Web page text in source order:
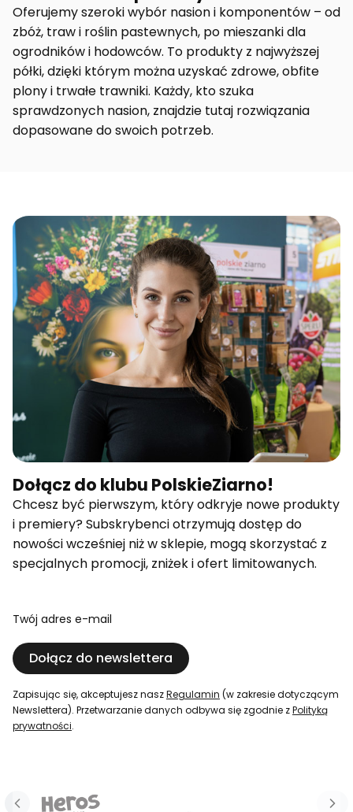
Oferujemy szeroki wybór nasion i komponentów – od
zbóż, traw i roślin pastewnych, po mieszanki dla
ogrodników i hodowców. To produkty z najwyższej
półki, dzięki którym można uzyskać zdrowe, obfite
plony i trwałe trawniki. Każdy, kto szuka
sprawdzonych nasion, znajdzie tutaj rozwiązania
dopasowane do swoich potrzeb.
Dołącz do klubu PolskieZiarno!
Chcesz być pierwszym, który odkryje nowe produkty
i premiery? Subskrybenci otrzymują dostęp do
nowości wcześniej niż w sklepie, mogą skorzystać z
specjalnych promocji, zniżek i ofert limitowanych.
Twój adres e-mail
Dołącz do newslettera
Zapisując się, akceptujesz naszRegulamin (w zakresie dotyczącym
Newslettera). Przetwarzanie danych odbywa się zgodnie zPolityką
prywatności.